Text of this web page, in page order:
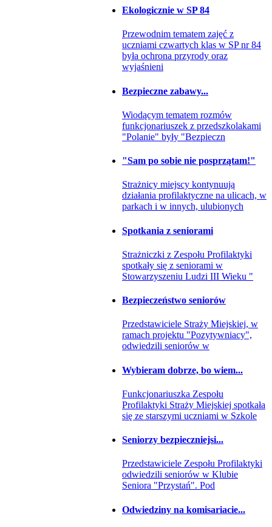
Ekologicznie w SP 84
Przewodnim tematem zajęć z
uczniami czwartych klas w SP nr 84
była ochrona przyrody oraz
wyjaśnieni
Bezpieczne zabawy...
Wiodącym tematem rozmów
funkcjonariuszek z przedszkolakami
"Polanie" były "Bezpieczn
"Sam po sobie nie posprzątam!"
Strażnicy miejscy kontynuują
działania profilaktyczne na ulicach, w
parkach i w innych, ulubionych
Spotkania z seniorami
Strażniczki z Zespołu Profilaktyki
spotkały się z seniorami w
Stowarzyszeniu Ludzi III Wieku "
Bezpieczeństwo seniorów
Przedstawiciele Straży Miejskiej, w
ramach projektu "Pozytywniacy",
odwiedzili seniorów w
Wybieram dobrze, bo wiem...
Funkcjonariuszka Zespołu
Profilaktyki Straży Miejskiej spotkała
się ze starszymi uczniami w Szkole
Seniorzy bezpieczniejsi...
Przedstawiciele Zespołu Profilaktyki
odwiedzili seniorów w Klubie
Seniora "Przystań". Pod
Odwiedziny na komisariacie...